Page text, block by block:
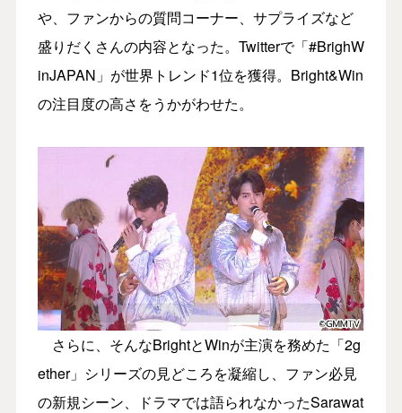
や、ファンからの質問コーナー、サプライズなど
盛りだくさんの内容となった。Twitterで「#BrighW
inJAPAN」が世界トレンド1位を獲得。Bright&Win
の注目度の高さをうかがわせた。
さらに、そんなBrightとWinが主演を務めた「2g
ether」シリーズの見どころを凝縮し、ファン必見
の新規シーン、ドラマでは語られなかったSarawat